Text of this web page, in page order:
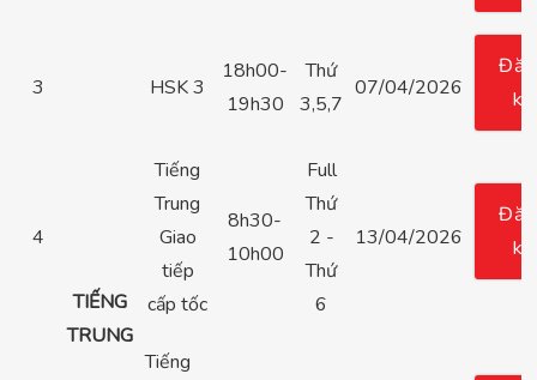
TIẾNG
TRUNG
3 HSK 3
18h00-
19h30
Thứ
3,5,7
07/04/2026
ký
4
Tiếng
Trung
Giao
tiếp
cấp tốc
8h30-
10h00
Full
Thứ
2 -
Thứ
6
13/04/2026
ký
Tiếng